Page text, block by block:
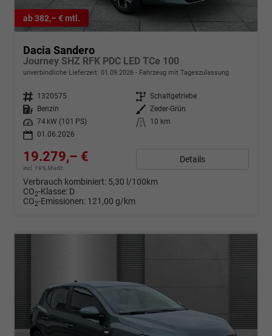
ab 382,– € mtl.
Dacia Sandero
Journey SHZ RFK PDC LED TCe 100
unverbindliche Lieferzeit: 01.09.2026 Fahrzeug mit Tageszulassung
Fahrzeugnr. 1320575 Getriebe Schaltgetriebe
Kraftstoff
Benzin Außenfarbe Zeder-Grün
Leistung
74 kW (101 PS) Kilometerstand
10 km
01.06.2026
19.279,– €
incl. 19% MwSt.
Details
Verbrauch kombiniert: 5,30 l/100km
CO2-Klasse: D
CO2-Emissionen: 121,00 g/km